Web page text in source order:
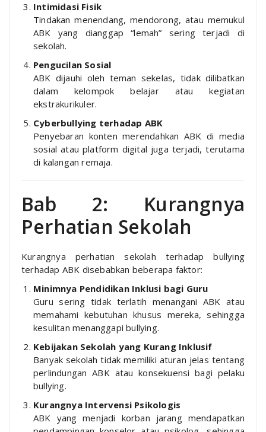
Intimidasi Fisik
Tindakan menendang, mendorong, atau memukul
ABK yang dianggap “lemah” sering terjadi di
sekolah.
Pengucilan Sosial
ABK dijauhi oleh teman sekelas, tidak dilibatkan
dalam kelompok belajar atau kegiatan
ekstrakurikuler.
Cyberbullying terhadap ABK
Penyebaran konten merendahkan ABK di media
sosial atau platform digital juga terjadi, terutama
di kalangan remaja.
Bab 2: Kurangnya
Perhatian Sekolah
Kurangnya perhatian sekolah terhadap bullying
terhadap ABK disebabkan beberapa faktor:
Minimnya Pendidikan Inklusi bagi Guru
Guru sering tidak terlatih menangani ABK atau
memahami kebutuhan khusus mereka, sehingga
kesulitan menanggapi bullying.
Kebijakan Sekolah yang Kurang Inklusif
Banyak sekolah tidak memiliki aturan jelas tentang
perlindungan ABK atau konsekuensi bagi pelaku
bullying.
Kurangnya Intervensi Psikologis
ABK yang menjadi korban jarang mendapatkan